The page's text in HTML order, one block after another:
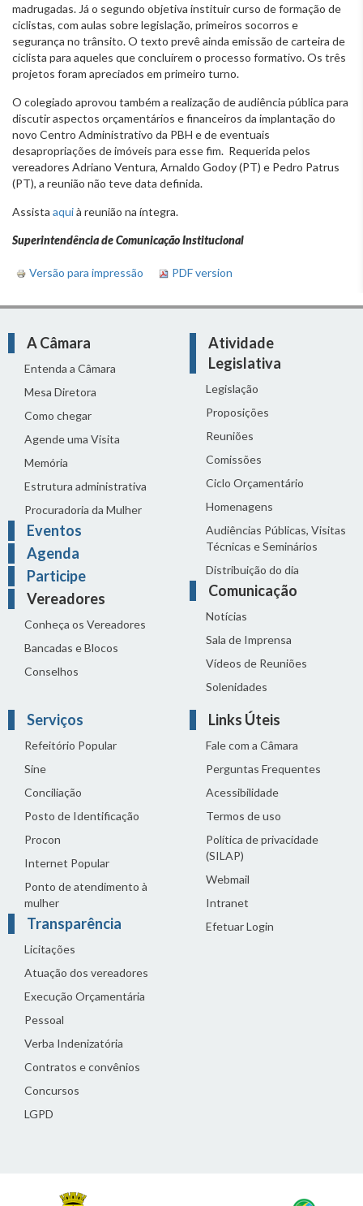
madrugadas. Já o segundo objetiva instituir curso de formação de
ciclistas, com aulas sobre legislação, primeiros socorros e
segurança no trânsito. O texto prevê ainda emissão de carteira de
ciclista para aqueles que concluírem o processo formativo. Os três
projetos foram apreciados em primeiro turno.
O colegiado aprovou também a realização de audiência pública para
discutir aspectos orçamentários e financeiros da implantação do
novo Centro Administrativo da PBH e de eventuais
desapropriações de imóveis para esse fim. Requerida pelos
vereadores Adriano Ventura, Arnaldo Godoy (PT) e Pedro Patrus
(PT), a reunião não teve data definida.
Assista aquià reunião na íntegra.
Superintendência de Comunicação Institucional
Versão para impressão PDF version
A Câmara
Entenda a Câmara
Mesa Diretora
Como chegar
Agende uma Visita
Memória
Estrutura administrativa
Procuradoria da Mulher
Eventos
Agenda
Participe
Vereadores
Conheça os Vereadores
Bancadas e Blocos
Conselhos
Atividade
Legislativa
Legislação
Proposições
Reuniões
Comissões
Ciclo Orçamentário
Homenagens
Audiências Públicas, Visitas
Técnicas e Seminários
Distribuição do dia
Comunicação
Notícias
Sala de Imprensa
Vídeos de Reuniões
Solenidades
Serviços
Refeitório Popular
Sine
Conciliação
Posto de Identificação
Procon
Internet Popular
Ponto de atendimento à
mulher
Transparência
Licitações
Atuação dos vereadores
Execução Orçamentária
Pessoal
Verba Indenizatória
Contratos e convênios
Concursos
LGPD
Links Úteis
Fale com a Câmara
Perguntas Frequentes
Acessibilidade
Termos de uso
Política de privacidade
(SILAP)
Webmail
Intranet
Efetuar Login